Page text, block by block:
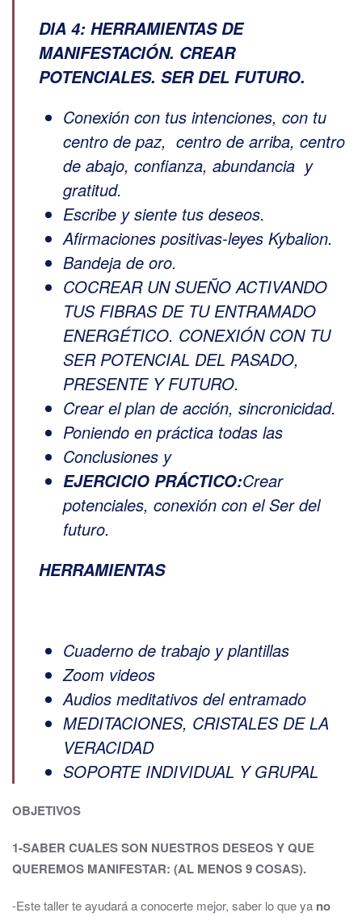
DIA 4: HERRAMIENTAS DE
MANIFESTACIÓN. CREAR
POTENCIALES. SER DEL FUTURO.
Conexión con tus intenciones, con tu
centro de paz, centro de arriba, centro
de abajo, confianza, abundancia y
gratitud.
Escribe y siente tus deseos.
Afirmaciones positivas-leyes Kybalion.
Bandeja de oro.
COCREAR UN SUEÑO ACTIVANDO
TUS FIBRAS DE TU ENTRAMADO
ENERGÉTICO. CONEXIÓN CON TU
SER POTENCIAL DEL PASADO,
PRESENTE Y FUTURO.
Crear el plan de acción, sincronicidad.
Poniendo en práctica todas las
Conclusiones y
EJERCICIO PRÁCTICO:Crear
potenciales, conexión con el Ser del
futuro.
HERRAMIENTAS
Cuaderno de trabajo y plantillas
Zoom videos
Audios meditativos del entramado
MEDITACIONES, CRISTALES DE LA
VERACIDAD
SOPORTE INDIVIDUAL Y GRUPAL
OBJETIVOS
1-SABER CUALES SON NUESTROS DESEOS Y QUE
QUEREMOS MANIFESTAR: (AL MENOS 9 COSAS).
-Este taller te ayudará a conocerte mejor, saber lo que ya no